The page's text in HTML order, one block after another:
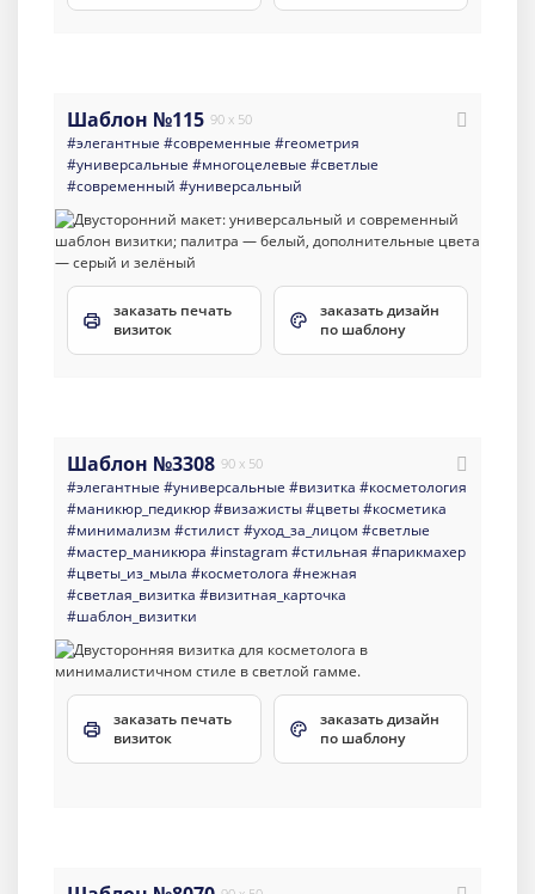
Шаблон №115 90 x 50
#элегантные #современные #геометрия
#универсальные #многоцелевые #светлые
#современный #универсальный
заказать печать
визиток
заказать дизайн
по шаблону
Шаблон №3308 90 x 50
#элегантные #универсальные #визитка #косметология
#маникюр_педикюр#визажисты#цветы#косметика
#минимализм #стилист#уход_за_лицом #светлые
#мастер_маникюра #instagram#стильная #парикмахер
#цветы_из_мыла #косметолога #нежная
#светлая_визитка #визитная_карточка
#шаблон_визитки
заказать печать
визиток
заказать дизайн
по шаблону